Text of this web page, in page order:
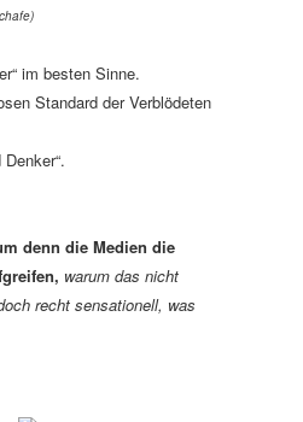
im besten Sinne.
Standard der Verblödeten
denn die Medien die
warum das nicht
recht sensationell, was